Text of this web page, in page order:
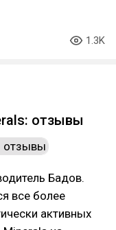
1.3K
отзывы
Бадов.
все более
активных